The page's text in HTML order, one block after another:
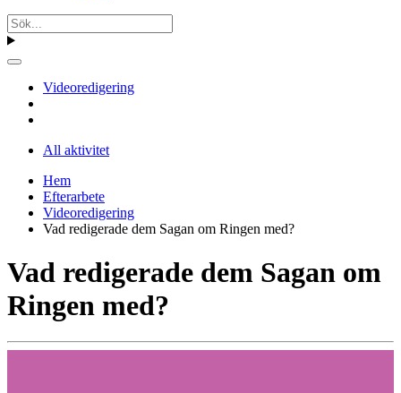
Videoredigering
All aktivitet
Hem
Efterarbete
Videoredigering
Vad redigerade dem Sagan om Ringen med?
Vad redigerade dem Sagan om
Ringen med?